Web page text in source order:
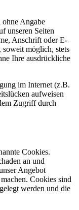
Angabe
unseren Seiten
Anschrift oder E-
möglich, stets
Ihre ausdrückliche
im Internet (z.B.
aufweisen
Zugriff durch
Cookies.
an und
Angebot
Cookies sind
werden und die